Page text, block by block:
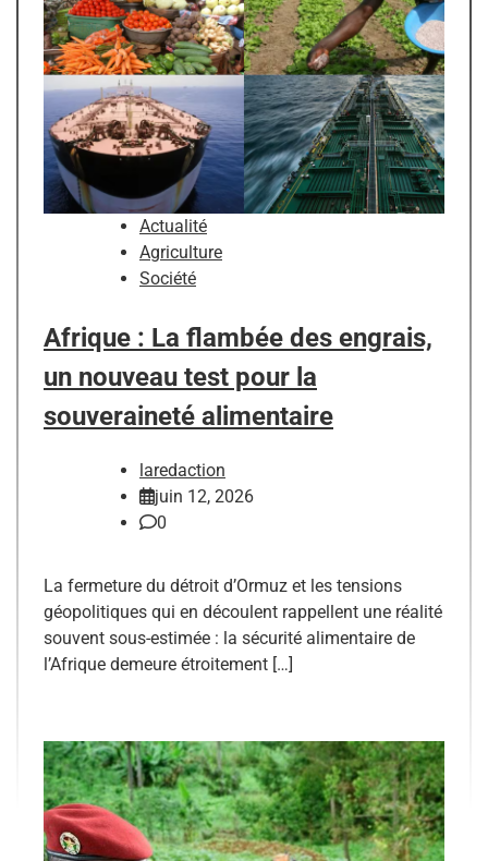
Actualité
Agriculture
Société
Afrique : La flambée des engrais,
un nouveau test pour la
souveraineté alimentaire
laredaction
juin 12, 2026
0
La fermeture du détroit d’Ormuz et les tensions
géopolitiques qui en découlent rappellent une réalité
souvent sous-estimée : la sécurité alimentaire de
l’Afrique demeure étroitement […]